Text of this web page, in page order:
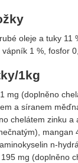
oleje a tuky 11
1 %, fosfor
1kg
mg (doplněno
a síranem
chelátem zinku a
mangan
n-
mg (doplněno